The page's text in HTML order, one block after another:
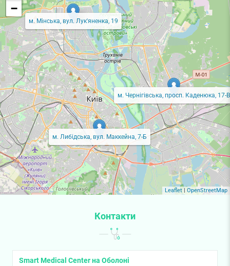
м. Мінська, вул. Лук'яненка, 19
м. Либідська, вул. Маккейна, 7-Б
м. Чернігівська, просп. Каденюка, 17-В
−
Leaflet| OpenStreetMap
Контакти
Smart Medical Center на Оболоні